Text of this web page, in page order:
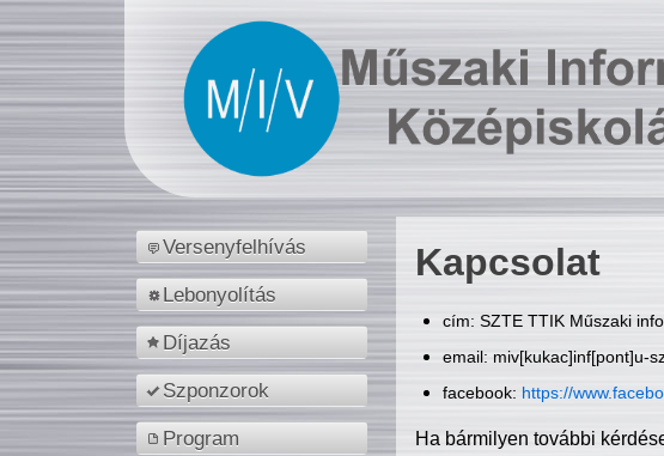
Versenyfelhívás
Lebonyolítás
Díjazás
Szponzorok
Program
Kapcsolat
cím: SZTE TTIK Műszaki
email: miv[kukac]inf[pont]u-
facebook: https://
Ha bármilyen további